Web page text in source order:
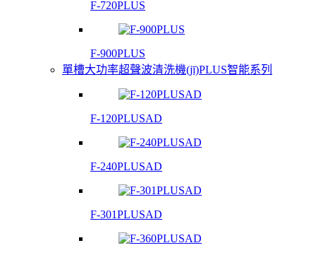
F-720PLUS
F-900PLUS
單槽大功率超聲波清洗機(jī)PLUS智能系列
F-120PLUSAD
F-240PLUSAD
F-301PLUSAD